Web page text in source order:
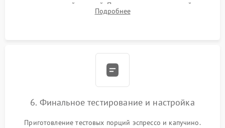
силиконовой смазкой. Проведение программной
декальцинации и очистки системы от кофейных масел.
Подробнее
6. Финальное тестирование и настройка
Приготовление тестовых порций эспрессо и капучино.